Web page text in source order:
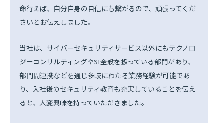
命行えば、自分自身の自信にも繋がるので、頑張ってくだ
さいとお伝えしました。
当社は、サイバーセキュリティサービス以外にもテクノロ
ジーコンサルティングやSI全般を扱っている部門があり、
部門間連携などを通じ多岐にわたる業務経験が可能であ
り、入社後のセキュリティ教育も充実していることを伝え
ると、大変興味を持っていただきました。